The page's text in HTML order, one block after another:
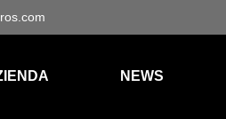
NEWS